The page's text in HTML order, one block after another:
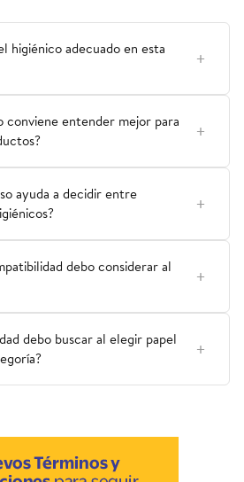
higiénico adecuado en esta
entender mejor para
ayuda a decidir entre
debo considerar al
debo buscar al elegir papel